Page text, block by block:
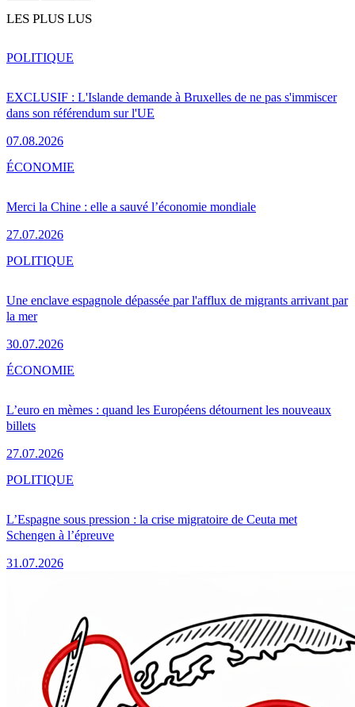
LES PLUS LUS
EXCLUSIF : L'Islande demande à Bruxelles de ne pas s'immiscer
dans son référendum sur l'UE
07.08.2026
POLITIQUE
Merci la Chine : elle a sauvé l’économie mondiale
27.07.2026
ÉCONOMIE
Une enclave espagnole dépassée par l'afflux de migrants arrivant par
la mer
30.07.2026
POLITIQUE
L’euro en mèmes : quand les Européens détournent les nouveaux
billets
27.07.2026
ÉCONOMIE
L’Espagne sous pression : la crise migratoire de Ceuta met
Schengen à l’épreuve
31.07.2026
POLITIQUE